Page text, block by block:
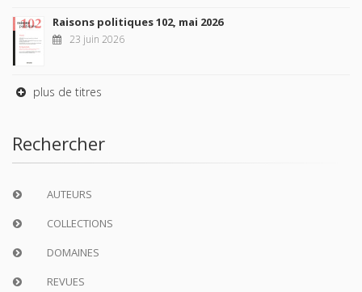
Raisons politiques 102, mai 2026
23 juin 2026
plus de titres
Rechercher
AUTEURS
COLLECTIONS
DOMAINES
REVUES